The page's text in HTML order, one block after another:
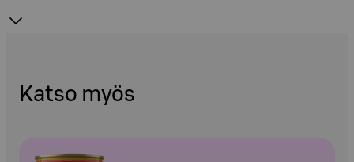
Katso myös